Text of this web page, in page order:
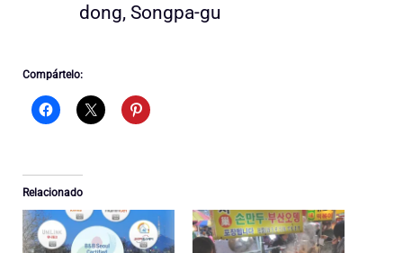
dong, Songpa-gu
Compártelo:
Relacionado